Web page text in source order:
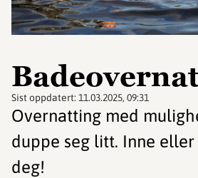
Sist oppdatert: 11.03.2025, 09:31
Overnatting med
duppe seg litt. Inne
deg!